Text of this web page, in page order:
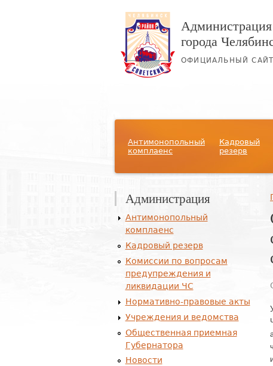
города
ОФИЦИАЛЬНЫЙ САЙТ
Антимонопольный
комплаенс
Кадровый
резерв
Администрация
Антимонопольный
комплаенс
Кадровый резерв
Комиссии по вопросам
предупреждения и
ликвидации ЧС
Нормативно-правовые акты
Учреждения и ведомства
Общественная приемная
Губернатора
Новости